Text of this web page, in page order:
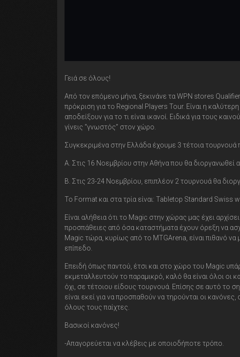
Γειά σε όλους!
Από τον επόμενο μήνα, ξεκινάνε τα WPN stores
πρόκριση για το Regional Players Tour. Είναι η
αποδείξουν για το τι είναι ικανοί. Ειδικά για τους
γίνεις “γνωστός” στον χώρο.
Συγκεκριμένα στην Ελλάδα έχουμε 3 τέτοια
Α. Στις 16 Νοεμβρίου στην Αθήνα που θα διοργανωθεί
Β. Στις 23-24 Νοεμβρίου, επιπλέον 2 τουρνουά θα
Το Format και στα τρία είναι: Tabletop Standard Swiss
Είναι αλήθεια ότι το Magic στην χώρας μας έχει
προσπάθειες από όσα καταστήματα έχουν όρεξη να
Magic τώρα, κυρίως από το MTGArena, είναι πιθανό
επίπεδο.
Επειδή όπως παντού, έτσι και στο χώρο του Magic
εκμεταλλευτούν το παραμικρό, καλό θα είναι όλοι οι
όχι, σε τέτοιου είδους τουρνουά. Επίσης σε αυτό το
είναι εκεί για να προσπαθούν να τηρούνται οι
όλους τους παίχτες.
Βασικοί κανόνες!
-Απαγορεύεται να κλέβεις με οποιοδήποτε τρόπο.